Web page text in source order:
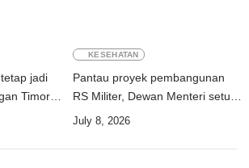
jadi
Timor-
KESEHATAN
Pantau proyek pembangunan
RS Militer, Dewan Menteri setujui
bentuk Komisi Antar-
July 8, 2026